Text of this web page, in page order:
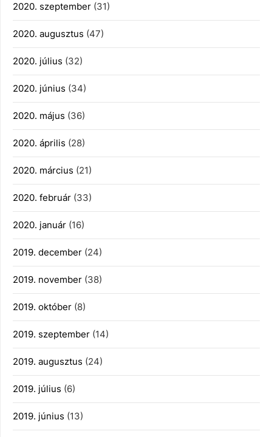
2020. szeptember (31)
2020. augusztus (47)
2020. július (32)
2020. június (34)
2020. május (36)
2020. április (28)
2020. március (21)
2020. február (33)
2020. január (16)
2019. december (24)
2019. november (38)
2019. október (8)
2019. szeptember (14)
2019. augusztus (24)
2019. július (6)
2019. június (13)